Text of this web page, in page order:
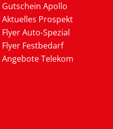
Gutschein Apollo
Aktuelles Prospekt
Flyer Auto-Spezial
Flyer Festbedarf
Angebote Telekom